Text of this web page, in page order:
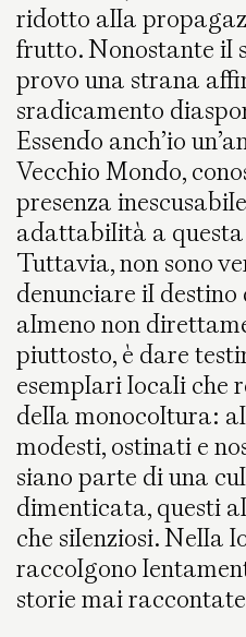
ridotto alla
frutto. Nonostante il
provo una strana
sradicamento
Essendo anch’io
Vecchio Mondo,
presenza
adattabilità a
Tuttavia, non sono
denunciare il
almeno non
piuttosto, è dare
esemplari locali che
della monocoltura:
modesti, ostinati e
siano parte di una
dimenticata, questi
che silenziosi. Nella
raccolgono
storie mai